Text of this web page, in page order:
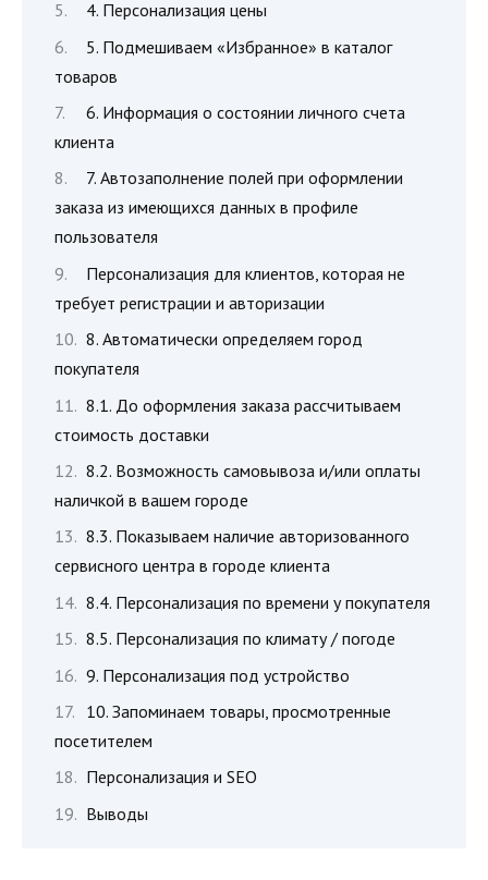
4. Персонализация цены
5. Подмешиваем «Избранное» в каталог
товаров
6. Информация о состоянии личного счета
клиента
7. Автозаполнение полей при оформлении
заказа из имеющихся данных в профиле
пользователя
Персонализация для клиентов, которая не
требует регистрации и авторизации
8. Автоматически определяем город
покупателя
8.1. До оформления заказа рассчитываем
стоимость доставки
8.2. Возможность самовывоза и/или оплаты
наличкой в вашем городе
8.3. Показываем наличие авторизованного
сервисного центра в городе клиента
8.4. Персонализация по времени у покупателя
8.5. Персонализация по климату / погоде
9. Персонализация под устройство
10. Запоминаем товары, просмотренные
посетителем
Персонализация и SEO
Выводы